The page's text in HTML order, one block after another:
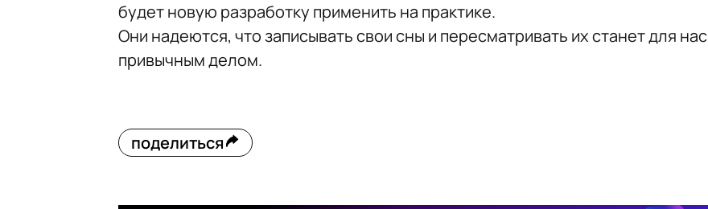
будет новую разработку применить на практике.
Они надеются, что записывать свои сны и пересматривать их станет для нас
привычным делом.
поделиться